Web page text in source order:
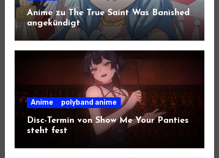
Anime zu The True Saint Was Banished
angekündigt
Anime polyband anime
Disc-Termin von Show Me Your Panties
steht fest